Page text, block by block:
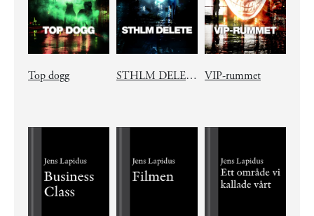
Top dogg STHLM DELETE VIP-rummet